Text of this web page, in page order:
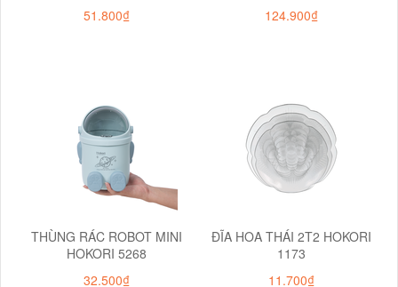
51.800₫
124.900₫
THÙNG RÁC ROBOT MINI
HOKORI 5268
32.500₫
ĐĨA HOA THÁI 2T2 HOKORI
1173
11.700₫